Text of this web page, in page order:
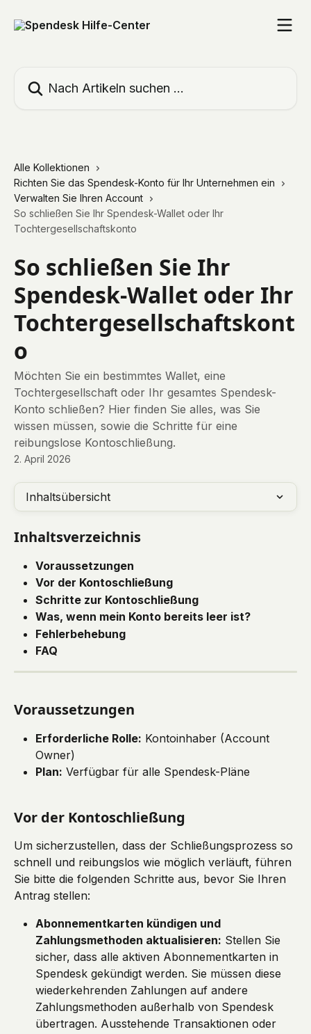
Alle Kollektionen
Richten Sie das Spendesk-Konto für Ihr Unternehmen ein
Verwalten Sie Ihren Account
So schließen Sie Ihr Spendesk-Wallet oder Ihr
Tochtergesellschaftskonto
So schließen Sie Ihr
Spendesk-Wallet oder Ihr
Tochtergesellschaftskont
o
Möchten Sie ein bestimmtes Wallet, eine
Tochtergesellschaft oder Ihr gesamtes Spendesk-
Konto schließen? Hier finden Sie alles, was Sie
wissen müssen, sowie die Schritte für eine
reibungslose Kontoschließung.
2. April 2026
Inhaltsübersicht
Inhaltsverzeichnis
Voraussetzungen
Vor der Kontoschließung
Schritte zur Kontoschließung
Was, wenn mein Konto bereits leer ist?
Fehlerbehebung
FAQ
Voraussetzungen
Erforderliche Rolle: Kontoinhaber (Account
Owner)
Plan: Verfügbar für alle Spendesk-Pläne
Vor der Kontoschließung
Um sicherzustellen, dass der Schließungsprozess so
schnell und reibungslos wie möglich verläuft, führen
Sie bitte die folgenden Schritte aus, bevor Sie Ihren
Antrag stellen:
Abonnementkarten kündigen und
Zahlungsmethoden aktualisieren: Stellen Sie
sicher, dass alle aktiven Abonnementkarten in
Spendesk gekündigt werden. Sie müssen diese
wiederkehrenden Zahlungen auf andere
Zahlungsmethoden außerhalb von Spendesk
übertragen. Ausstehende Transaktionen oder